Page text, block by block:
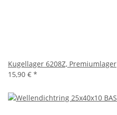
Kugellager 6208Z, Premiumlager
15,90 € *